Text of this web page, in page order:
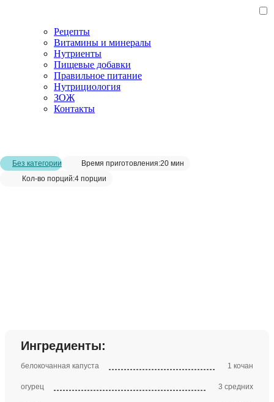
Рецепты
Витамины и минералы
Нутриенты
Пищевые добавки
Правильное питание
Нутрициология
ЗОЖ
Контакты
Без категории Время приготовления:20 мин
Кол-во порций:4 порции
Ингредиенты:
белокочанная капуста 1 кочан
огурец 3 средних